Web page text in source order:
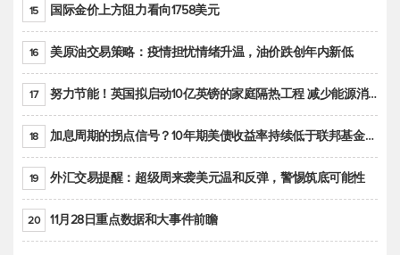
15 国际金价上方阻力看向1758美元
16 美原油交易策略：疫情担忧情绪升温，油价跌创年内新低
17 努力节能！英国拟启动10亿英镑的家庭隔热工程 减少能源消耗
18 加息周期的拐点信号？10年期美债收益率持续低于联邦基金利率目标区间
19 外汇交易提醒：超级周来袭美元温和反弹，警惕筑底可能性
20 11月28日重点数据和大事件前瞻